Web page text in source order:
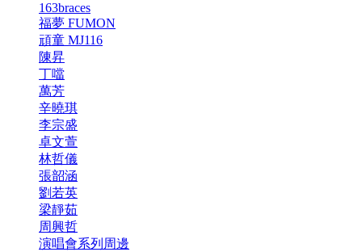
163braces
福夢 FUMON
頑童 MJ116
陳昇
丁噹
萬芳
辛曉琪
李宗盛
卓文萱
林哲儀
張韶涵
劉若英
梁靜茹
周興哲
演唱會系列周邊